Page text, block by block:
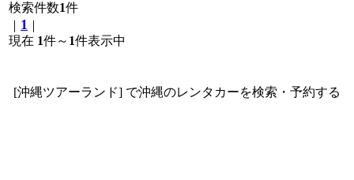
検索件数1件
1
現在 1件～ 1件表示中
[沖縄ツアーランド] で沖縄のレンタカーを検索・予約する